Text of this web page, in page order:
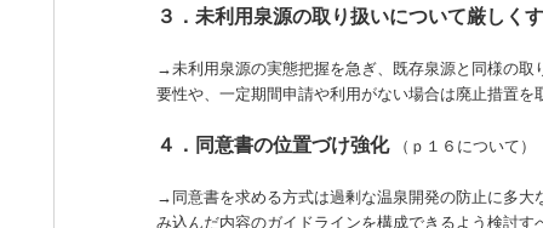
３．未利用泉源の取り扱いについて厳しく
→未利用泉源の実態把握を急ぎ、既存泉源と同様の
要性や、一定期間申請や利用がない場合は廃止措置を
４．同意書の位置づけ強化 （ｐ１６について）
→同意書を求める方式は過剰な温泉開発の防止に多
み込んだ内容のガイドラインを構成できるよう検討す